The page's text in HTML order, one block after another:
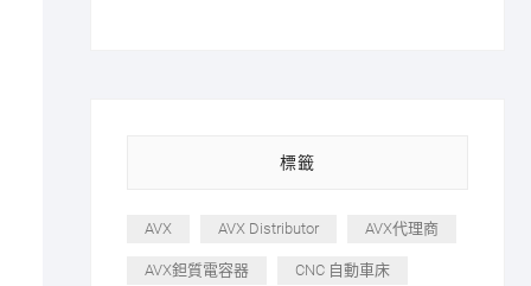
標籤
AVX AVX Distributor AVX代理商
AVX鉭質電容器 CNC 自動車床